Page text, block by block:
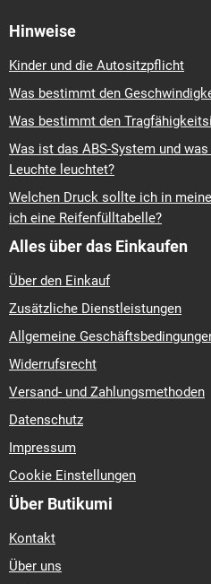
Hinweise
Kinder und die Autositzpflicht
Was bestimmt den
Was bestimmt den
Was ist das ABS-System und
Leuchte leuchtet?
Welchen Druck sollte ich in
ich eine Reifenfülltabelle?
Alles über das Einkaufen
Über den Einkauf
Zusätzliche Dienstleistungen
Allgemeine
Widerrufsrecht
Versand- und Zahlungsmethoden
Datenschutz
Impressum
Cookie Einstellungen
Über Butikumi
Kontakt
Über uns